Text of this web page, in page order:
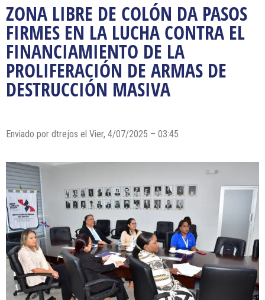
ZONA LIBRE DE COLÓN DA PASOS
FIRMES EN LA LUCHA CONTRA EL
FINANCIAMIENTO DE LA
PROLIFERACIÓN DE ARMAS DE
DESTRUCCIÓN MASIVA
Enviado por dtrejos el Vier, 4/07/2025 – 03:45